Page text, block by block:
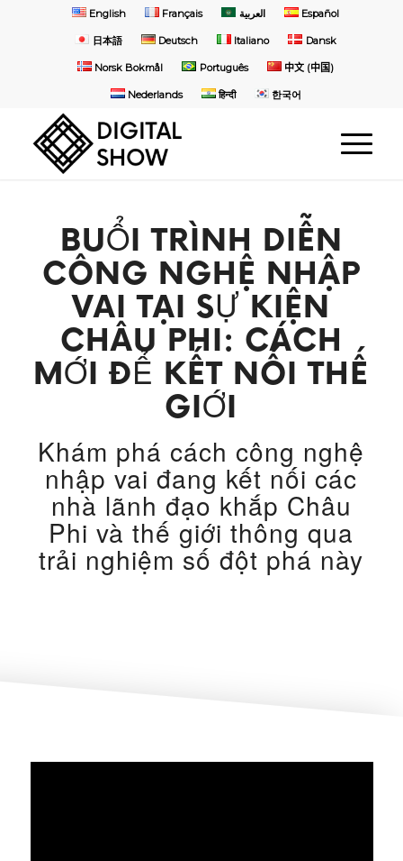
English Français العربية Español
日本語 Deutsch Italiano Dansk
Norsk Bokmål Português 中文 (中国)
Nederlands हिन्दी 한국어
BUỔI TRÌNH DIỄN
CÔNG NGHỆ NHẬP
VAI TẠI SỰ KIỆN
CHÂU PHI: CÁCH
MỚI ĐỂ KẾT NỐI THẾ
GIỚI
Khám phá cách công nghệ
nhập vai đang kết nối các
nhà lãnh đạo khắp Châu
Phi và thế giới thông qua
trải nghiệm số đột phá này